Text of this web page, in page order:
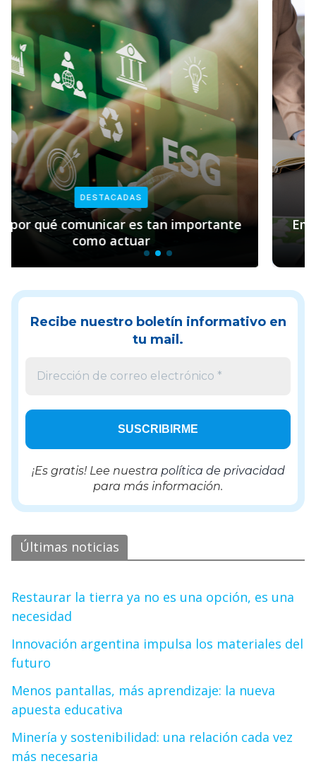
DESTACADAS
Empresas y sostenibilidad: el rol clave de
Pacto Global
Recibe nuestro boletín informativo en
tu mail.
¡Es gratis! Lee nuestra política de privacidad
para más información.
Últimas noticias
Restaurar la tierra ya no es una opción, es una
necesidad
Innovación argentina impulsa los materiales del
futuro
Menos pantallas, más aprendizaje: la nueva
apuesta educativa
Minería y sostenibilidad: una relación cada vez
más necesaria